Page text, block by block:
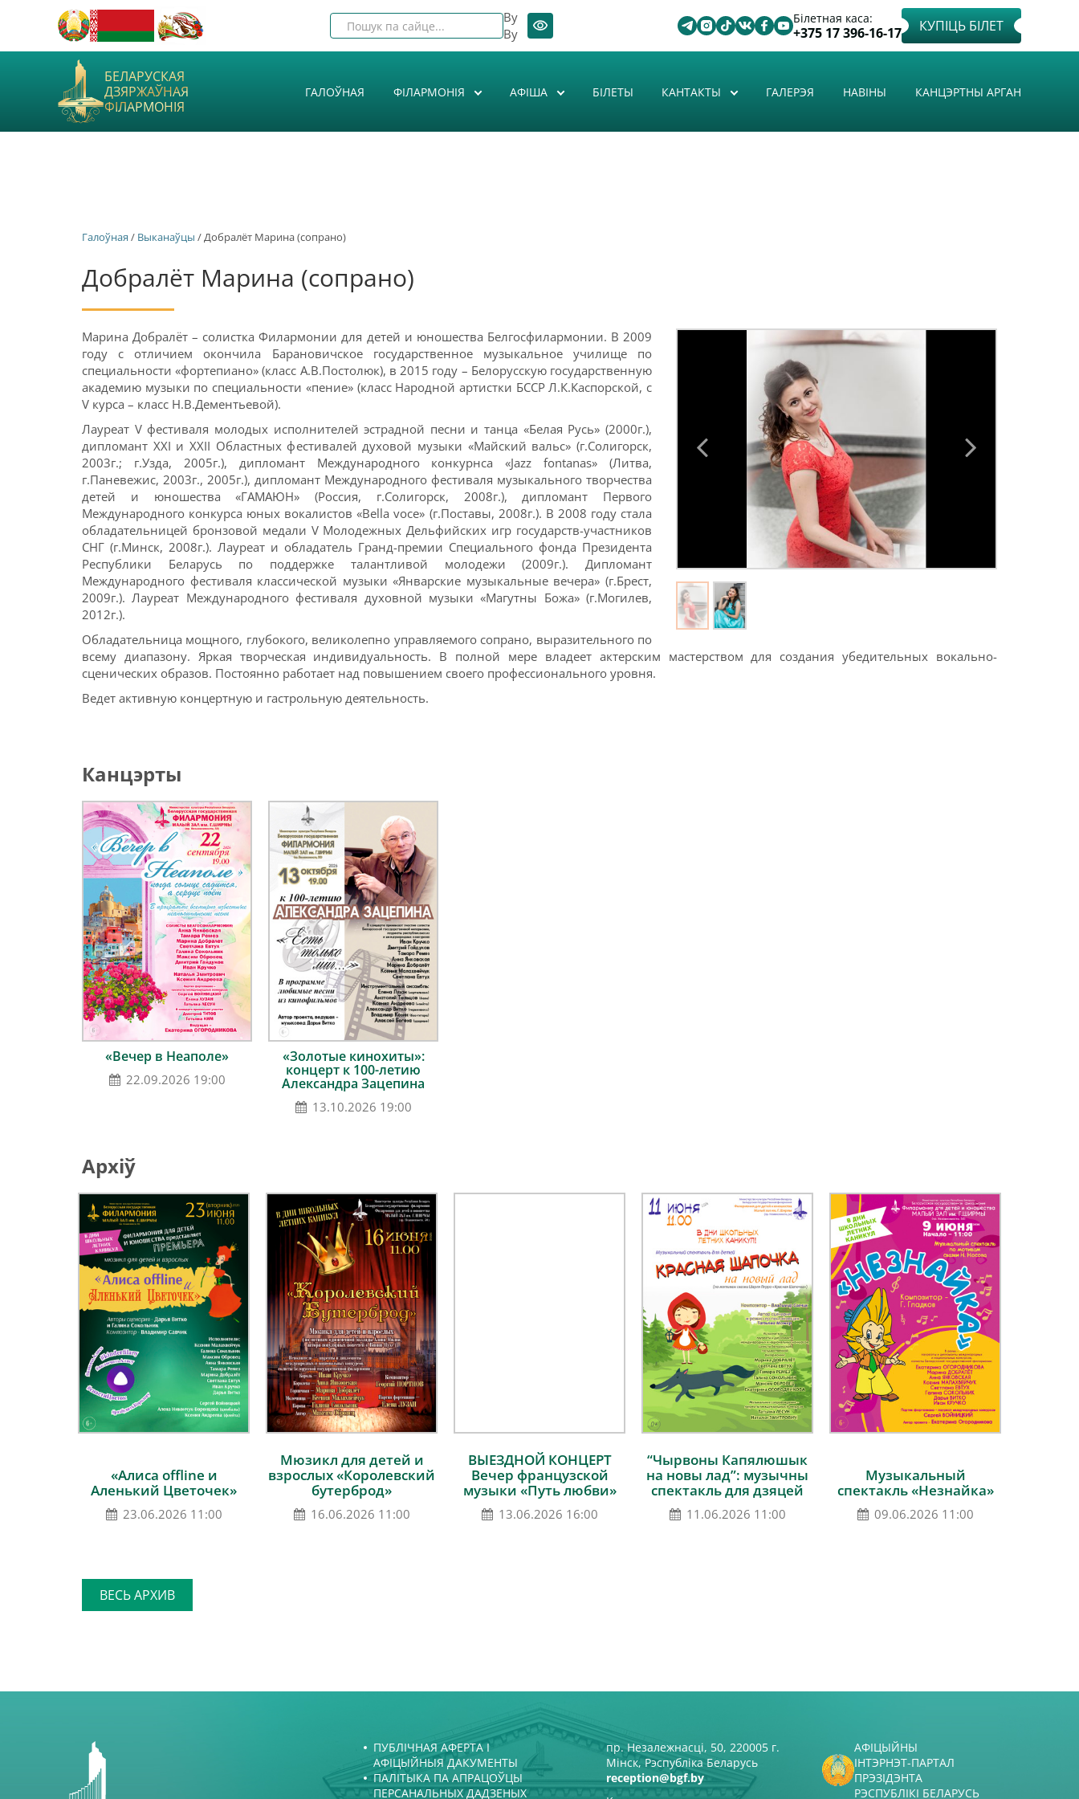
Білетная каса:
+375 17 396-16-17 КУПІЦЬ БІЛЕТ
By
By
БЕЛАРУСКАЯ
ДЗЯРЖАЎНАЯ
ФІЛАРМОНІЯ
ГАЛОЎНАЯ ФІЛАРМОНІЯ АФIША БІЛЕТЫ КАНТАКТЫ ГАЛЕРЭЯ НАВІНЫ КАНЦЭРТНЫ АРГАН
Галоўная / Выканаўцы / Добралёт Марина (сопрано)
Добралёт Марина (сопрано)
Марина Добралёт – солистка Филармонии для детей и юношества Белгосфилармонии. В 2009
году с отличием окончила Барановичское государственное музыкальное училище по
специальности «фортепиано» (класс А.В.Постолюк), в 2015 году – Белорусскую государственную
академию музыки по специальности «пение» (класс Народной артистки БССР Л.К.Каспорской, с
V курса – класс Н.В.Дементьевой).
Лауреат V фестиваля молодых исполнителей эстрадной песни и танца «Белая Русь» (2000г.),
дипломант XXI и XXII Областных фестивалей духовой музыки «Майский вальс» (г.Солигорск,
2003г.; г.Узда, 2005г.), дипломант Международного конкурнса «Jazz fontanas» (Литва,
г.Паневежис, 2003г., 2005г.), дипломант Международного фестиваля музыкального творчества
детей и юношества «ГАМАЮН» (Россия, г.Солигорск, 2008г.), дипломант Первого
Международного конкурса юных вокалистов «Bella voce» (г.Поставы, 2008г.). В 2008 году стала
обладательницей бронзовой медали V Молодежных Дельфийских игр государств-участников
СНГ (г.Минск, 2008г.). Лауреат и обладатель Гранд-премии Специального фонда Президента
Республики Беларусь по поддержке талантливой молодежи (2009г.). Дипломант
Международного фестиваля классической музыки «Январские музыкальные вечера» (г.Брест,
2009г.). Лауреат Международного фестиваля духовной музыки «Магутны Божа» (г.Могилев,
2012г.).
Обладательница мощного, глубокого, великолепно управляемого сопрано, выразительного по
всему диапазону. Яркая творческая индивидуальность. В полной мере владеет актерским мастерством для создания убедительных вокально-
сценических образов. Постоянно работает над повышением своего профессионального уровня.
Ведет активную концертную и гастрольную деятельность.
Канцэрты
«Вечер в Неаполе»
22.09.2026 19:00
«Золотые кинохиты»:
концерт к 100-летию
Александра Зацепина
13.10.2026 19:00
Архіў
«Алиса offline и
Аленький Цветочек»
23.06.2026 11:00
Мюзикл для детей и
взрослых «Королевский
бутерброд»
16.06.2026 11:00
ВЫЕЗДНОЙ КОНЦЕРТ
Вечер французской
музыки «Путь любви»
13.06.2026 16:00
“Чырвоны Капялюшык
на новы лад”: музычны
спектакль для дзяцей
11.06.2026 11:00
Музыкальный
спектакль «Незнайка»
09.06.2026 11:00
ВЕСЬ АРХИВ
ПУБЛІЧНАЯ АФЕРТА І
АФІЦЫЙНЫЯ ДАКУМЕНТЫ
ПАЛІТЫКА ПА АПРАЦОЎЦЫ
ПЕРСАНАЛЬНЫХ ДАДЗЕНЫХ
пр. Незалежнасці, 50, 220005 г.
Мінск, Рэспубліка Беларусь
reception@bgf.by
АФІЦЫЙНЫ
ІНТЭРНЭТ-ПАРТАЛ
ПРЭЗІДЭНТА
РЭСПУБЛІКІ БЕЛАРУСЬ